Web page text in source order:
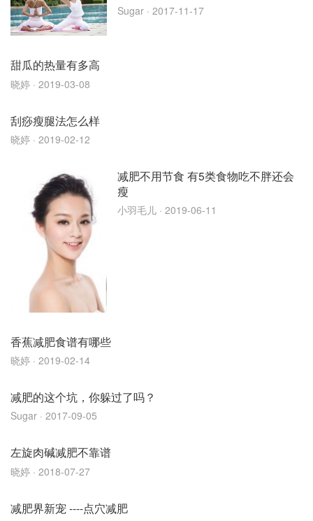
Sugar · 2017-11-17
甜瓜的热量有多高
晓婷 · 2019-03-08
刮痧瘦腿法怎么样
晓婷 · 2019-02-12
减肥不用节食 有5类食物吃不胖还会
瘦
小羽毛儿 · 2019-06-11
香蕉减肥食谱有哪些
晓婷 · 2019-02-14
减肥的这个坑，你躲过了吗？
Sugar · 2017-09-05
左旋肉碱减肥不靠谱
晓婷 · 2018-07-27
减肥界新宠 ----点穴减肥